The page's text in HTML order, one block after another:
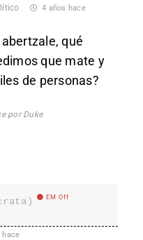
4 años hace
qué
que mate y
de personas?
por Duke
EM Off
hace